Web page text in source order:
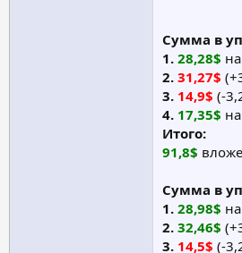
Сумма в
1. 28,28$
2. 31,27$
3. 14,9$ (-
4. 17,35$
Итого:
91,8$
Сумма в
1. 28,98$
2. 32,46$
3. 14,5$ (-